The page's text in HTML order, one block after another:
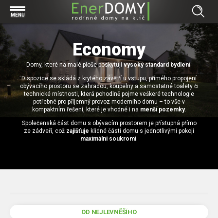
MENU
Prohlížet vše v kategorii Bungalovy
Concept
Exclusive
Effective
Economy
Prohlížet vše v kategorii Projekty
Individuální projekty
Typové řešení
Prohlížet vše v kategorii Technologie
Základová deska
Technologie domu
Zděné domy na klíč
Dřevostavby
Prohlížet vše v kategorii Kontakt
Pracovní pozice
Bezpečnost a ochrana osobních údajů
Prohlížet vše v kategorii Magazín
Financování výstavby rodinného domu
Přízemní rodinné domy
Video EnerDOMY s.r.o.
Economy
Domy, které na malé ploše poskytují vysoký standard bydlení.
Dispozice se skládá z krytého závětří u vstupu, přímého propojení
obývacího prostoru se zahradou, koupelny a samostatné toalety či
technické místnosti, která pohodlně pojme veškeré technologie
potřebné pro příjemný provoz moderního domu – to vše v
kompaktním řešení, které je vhodné i na menší pozemky.
Společenská část domu s obývacím prostorem je přístupná přímo
ze zádveří, což zajišťuje klidné části domu s jednotlivými pokoji
maximální soukromí.
OD NEJLEVNĚŠÍHO